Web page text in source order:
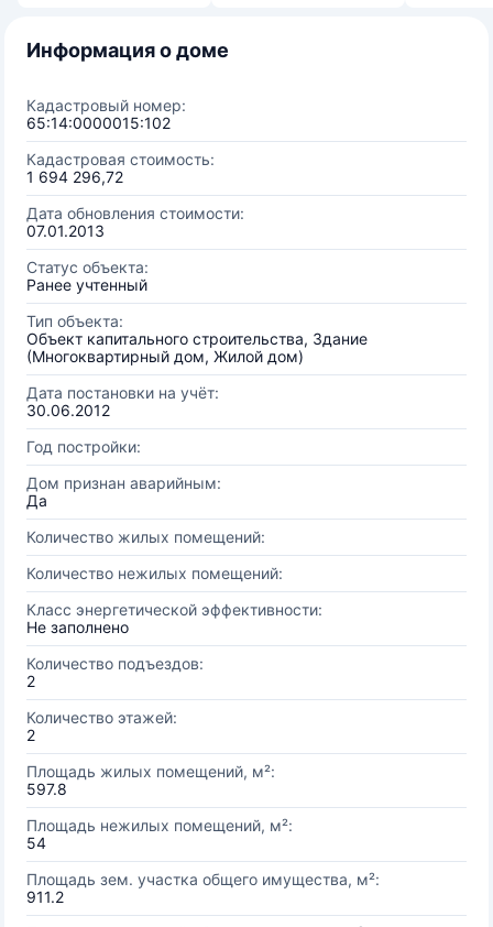
Информация о доме
Кадастровый номер:
65:14:0000015:102
Кадастровая стоимость:
1 694 296,72
Дата обновления стоимости:
07.01.2013
Статус объекта:
Ранее учтенный
Тип объекта:
Объект капитального строительства, Здание
(Многоквартирный дом, Жилой дом)
Дата постановки на учёт:
30.06.2012
Год постройки:
Дом признан аварийным:
Да
Количество жилых помещений:
Количество нежилых помещений:
Класс энергетической эффективности:
Не заполнено
Количество подъездов:
2
Количество этажей:
2
Площадь жилых помещений, м²:
597.8
Площадь нежилых помещений, м²:
54
Площадь зем. участка общего имущества, м²:
911.2